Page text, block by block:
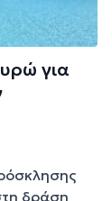
για
δράση